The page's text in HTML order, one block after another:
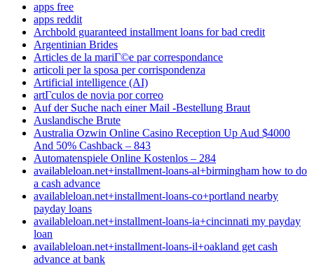
apps free
apps reddit
Archbold guaranteed installment loans for bad credit
Argentinian Brides
Articles de la mariГ©e par correspondance
articoli per la sposa per corrispondenza
Artificial intelligence (AI)
artГ­culos de novia por correo
Auf der Suche nach einer Mail -Bestellung Braut
Auslandische Brute
Australia Ozwin Online Casino Reception Up Aud $4000
And 50% Cashback – 843
Automatenspiele Online Kostenlos – 284
availableloan.net+installment-loans-al+birmingham how to do
a cash advance
availableloan.net+installment-loans-co+portland nearby
payday loans
availableloan.net+installment-loans-ia+cincinnati my payday
loan
availableloan.net+installment-loans-il+oakland get cash
advance at bank